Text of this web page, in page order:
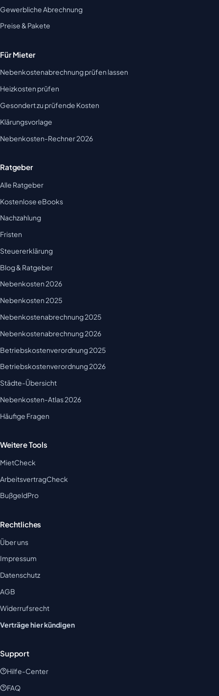
Gewerbliche Abrechnung
Preise & Pakete
Für Mieter
Nebenkostenabrechnung prüfen lassen
Heizkosten prüfen
Gesondert zu prüfende Kosten
Klärungsvorlage
Nebenkosten-Rechner 2026
Ratgeber
Alle Ratgeber
Kostenlose eBooks
Nachzahlung
Fristen
Steuererklärung
Blog & Ratgeber
Nebenkosten 2026
Nebenkosten 2025
Nebenkostenabrechnung 2025
Nebenkostenabrechnung 2026
Betriebskostenverordnung 2025
Betriebskostenverordnung 2026
Städte-Übersicht
Nebenkosten-Atlas 2026
Häufige Fragen
Weitere Tools
MietCheck
ArbeitsvertragCheck
BußgeldPro
Rechtliches
Über uns
Impressum
Datenschutz
AGB
Widerrufsrecht
Verträge hier kündigen
Support
Hilfe-Center
FAQ